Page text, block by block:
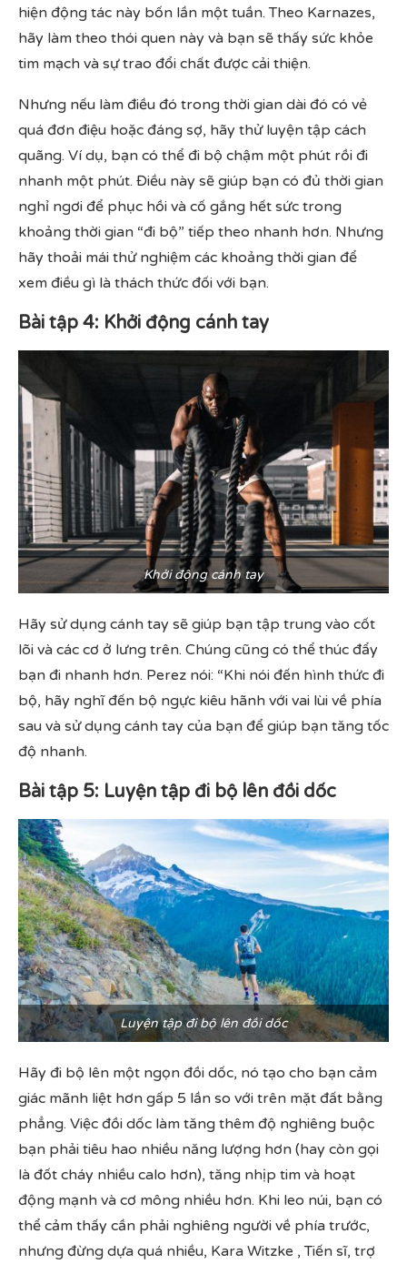
hiện động tác này bốn lần một tuần. Theo Karnazes,
hãy làm theo thói quen này và bạn sẽ thấy sức khỏe
tim mạch và sự trao đổi chất được cải thiện.
Nhưng nếu làm điều đó trong thời gian dài đó có vẻ
quá đơn điệu hoặc đáng sợ, hãy thử luyện tập cách
quãng. Ví dụ, bạn có thể đi bộ chậm một phút rồi đi
nhanh một phút. Điều này sẽ giúp bạn có đủ thời gian
nghỉ ngơi để phục hồi và cố gắng hết sức trong
khoảng thời gian “đi bộ” tiếp theo nhanh hơn. Nhưng
hãy thoải mái thử nghiệm các khoảng thời gian để
xem điều gì là thách thức đối với bạn.
Bài tập 4: Khởi động cánh tay
Khởi động cánh tay
Hãy sử dụng cánh tay sẽ giúp bạn tập trung vào cốt
lõi và các cơ ở lưng trên. Chúng cũng có thể thúc đẩy
bạn đi nhanh hơn. Perez nói: “Khi nói đến hình thức đi
bộ, hãy nghĩ đến bộ ngực kiêu hãnh với vai lùi về phía
sau và sử dụng cánh tay của bạn để giúp bạn tăng tốc
độ nhanh.
Bài tập 5: Luyện tập đi bộ lên đồi dốc
Luyện tập đi bộ lên đồi dốc
Hãy đi bộ lên một ngọn đồi dốc, nó tạo cho bạn cảm
giác mãnh liệt hơn gấp 5 lần so với trên mặt đất bằng
phẳng. Việc đồi dốc làm tăng thêm độ nghiêng buộc
bạn phải tiêu hao nhiều năng lượng hơn (hay còn gọi
là đốt cháy nhiều calo hơn), tăng nhịp tim và hoạt
động mạnh và cơ mông nhiều hơn. Khi leo núi, bạn có
thể cảm thấy cần phải nghiêng người về phía trước,
nhưng đừng dựa quá nhiều, Kara Witzke , Tiến sĩ, trợ